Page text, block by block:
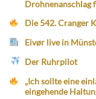
Drohnenanschlag
Die 542. Cranger
Eivør live in
Der Ruhrpilot
„Ich sollte eine
eingehende